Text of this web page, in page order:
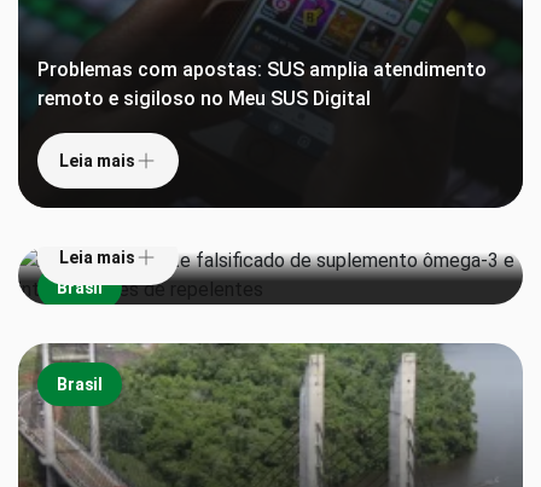
Problemas com apostas: SUS amplia atendimento
remoto e sigiloso no Meu SUS Digital
Leia mais
Brasil
Anvisa proíbe lote falsificado de suplemento
ômega-3 e interdita lotes de repelentes
Leia mais
Brasil